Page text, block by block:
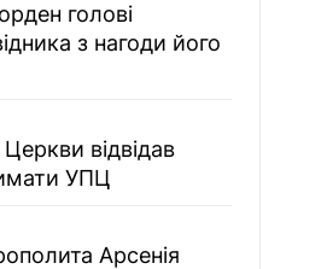
голові
з нагоди його
відвідав
УПЦ
Арсенія